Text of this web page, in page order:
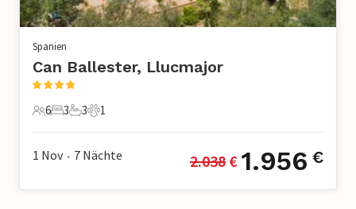
Spanien
Can Ballester, Llucmajor
6 Gäste
6
3 Schlafzimmer
3
3 Badezimmer
3
1 Haustier
1
1 Nov • 7 Nächte 2.038 € 1.956 €